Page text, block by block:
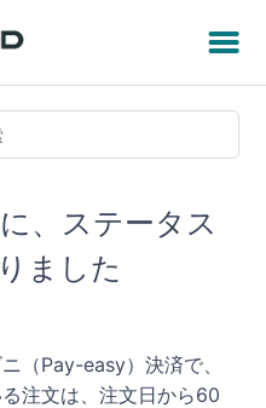
、ステータス
ました
（Pay-easy）決済で、
注文は、注文日から60